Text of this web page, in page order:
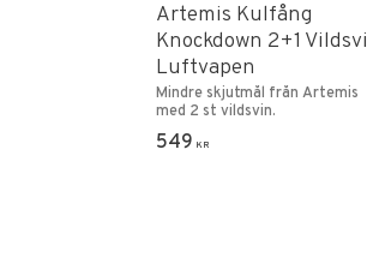
Artemis Kulfång
Knockdown 2+1
Luftvapen
Mindre skjutmål från Artemis
med 2 st vildsvin.
549 KR